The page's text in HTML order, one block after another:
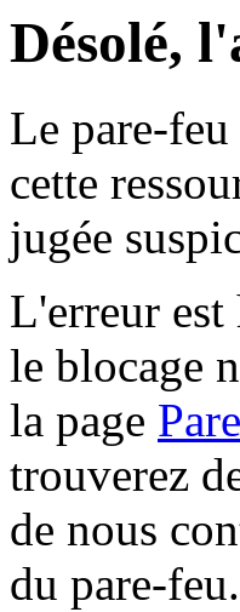
Désolé,
Le pare-
cette
jugée
L'erreur est
le blocage
la page
trouverez
de nous
du pare-feu.